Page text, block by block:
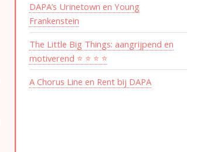
DAPA’s Urinetown en Young
Frankenstein
The Little Big Things: aangrijpend en
motiverend ⭐ ⭐ ⭐ ⭐
A Chorus Line en Rent bij DAPA